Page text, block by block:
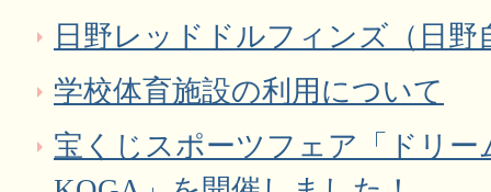
日野レッドドルフィンズ（日野
学校体育施設の利用について
宝くじスポーツフェア「ドリ